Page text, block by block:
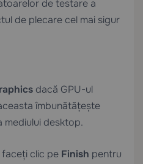
de testare a
de plecare cel mai sigur
dacă GPU-ul
îmbunătățește
mediului desktop.
faceți clic pe Finish pentru